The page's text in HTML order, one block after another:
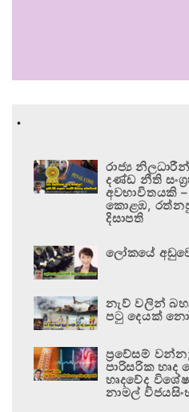
.
රාජ්‍ය
දණ්ඩ නීති
අවභාවිතයකි
කොළඹ,
දිසාපති
ලෝකයේ
නැව් වලින්
පටු දෙයක්
ප්‍රවේසම්
පාරිසරික හෘද
හෘදවේද
නාමල්